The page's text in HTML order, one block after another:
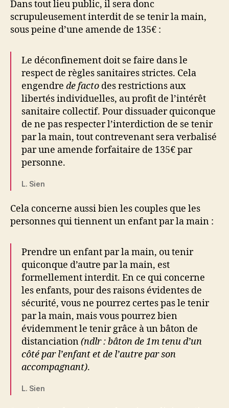
Dans tout lieu public, il sera donc
scrupuleusement interdit de se tenir la main,
sous peine d’une amende de 135€ :
Le déconfinement doit se faire dans le
respect de règles sanitaires strictes. Cela
engendre de facto des restrictions aux
libertés individuelles, au profit de l’intérêt
sanitaire collectif. Pour dissuader quiconque
de ne pas respecter l’interdiction de se tenir
par la main, tout contrevenant sera verbalisé
par une amende forfaitaire de 135€ par
personne.
L. Sien
Cela concerne aussi bien les couples que les
personnes qui tiennent un enfant par la main :
Prendre un enfant par la main, ou tenir
quiconque d’autre par la main, est
formellement interdit. En ce qui concerne
les enfants, pour des raisons évidentes de
sécurité, vous ne pourrez certes pas le tenir
par la main, mais vous pourrez bien
évidemment le tenir grâce à un bâton de
distanciation(ndlr : bâton de 1m tenu d’un
côté par l’enfant et de l’autre par son
accompagnant).
L. Sien